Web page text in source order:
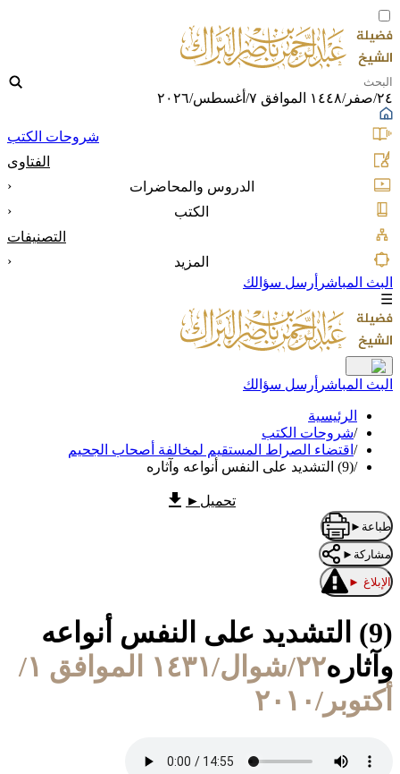
٢٤/صفر/١٤٤٨ الموافق ٧/أغسطس/٢٠٢٦
شروحات الكتب
الفتاوى
الدروس والمحاضرات
‹
الكتب
‹
التصنيفات
المزيد
‹
البث المباشر أرسل سؤالك
☰
البث المباشر أرسل سؤالك
الرئيسية
/شروحات الكتب
/ اقتضاء الصراط المستقيم لمخالفة أصحاب الجحيم
/(9) التشديد على النفس أنواعه وآثاره
تحميل ►
طباعة ►
مشاركة ►
الإبلاغ ►
(9) التشديد على النفس أنواعه
وآثاره
٢٢/شوال/١٤٣١ الموافق ١/
أكتوبر/٢٠١٠